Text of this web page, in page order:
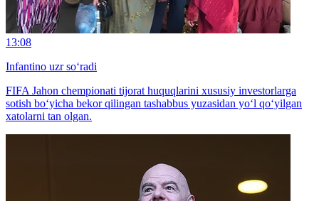
13:08
Infantino uzr so‘radi
FIFA Jahon chempionati tijorat huquqlarini xususiy investorlarga
sotish bo‘yicha bekor qilingan tashabbus yuzasidan yo‘l qo‘yilgan
xatolarni tan olgan.